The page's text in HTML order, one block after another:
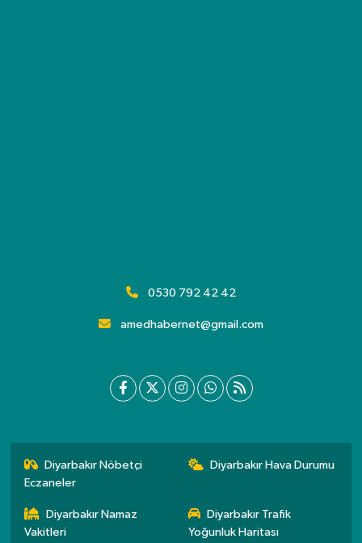
0530 792 42 42
amedhabernet@gmail.com
Diyarbakır Nöbetçi
Eczaneler
Diyarbakır Hava Durumu
Diyarbakır Namaz
Vakitleri
Diyarbakır Trafik
Yoğunluk Haritası